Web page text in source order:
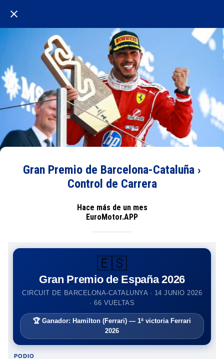
Gran Premio de Barcelona-Cataluña ›
Control de Carrera
Hace más de un mes
EuroMotor.APP
🇪🇸
Gran Premio de España 2026
CIRCUIT DE BARCELONA-CATALUNYA · 14 JUNIO 2026
· 66 VUELTAS
🏆 Ganador: Hamilton (Ferrari) — 1ª victoria Ferrari
2026
PODIO